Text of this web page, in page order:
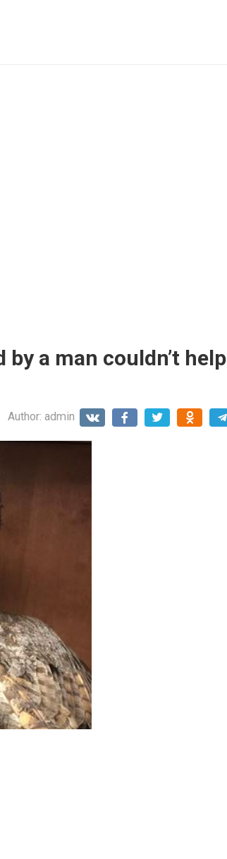
a man couldn’t help
Author: admin